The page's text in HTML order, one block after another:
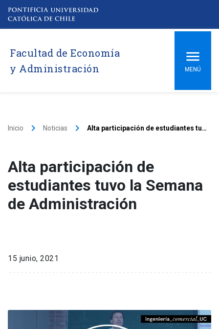
Facultad de Economía
y Administración
MENÚ
Inicio keyboard_arrow_right Noticias keyboard_arrow_right Alta participación de estudiantes tuvo la Semana de Administración
Alta participación de
estudiantes tuvo la Semana
de Administración
15 junio, 2021